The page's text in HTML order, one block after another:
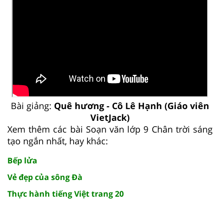
Bài giảng: Quê hương - Cô Lê Hạnh (Giáo viên
VietJack)
Xem thêm các bài Soạn văn lớp 9 Chân trời sáng
tạo ngắn nhất, hay khác:
Bếp lửa
Vẻ đẹp của sông Đà
Thực hành tiếng Việt trang 20